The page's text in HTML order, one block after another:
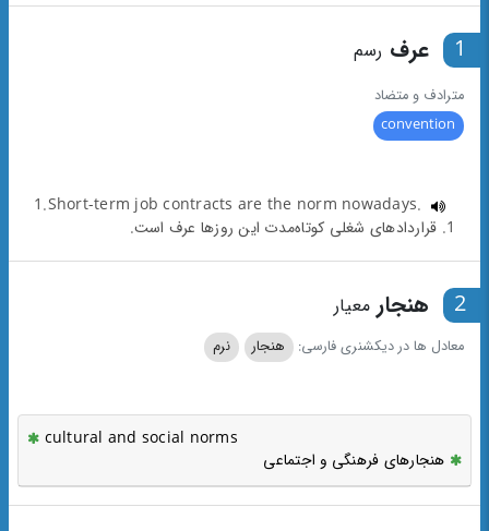
1 عرف رسم
مترادف و متضاد
convention
1.Short-term job contracts are the norm nowadays.
1. قراردادهای شغلی کوتاه‌مدت این روزها عرف است.
2 هنجار معیار
معادل ها در دیکشنری فارسی: هنجار نرم
cultural and social norms
هنجارهای فرهنگی و اجتماعی